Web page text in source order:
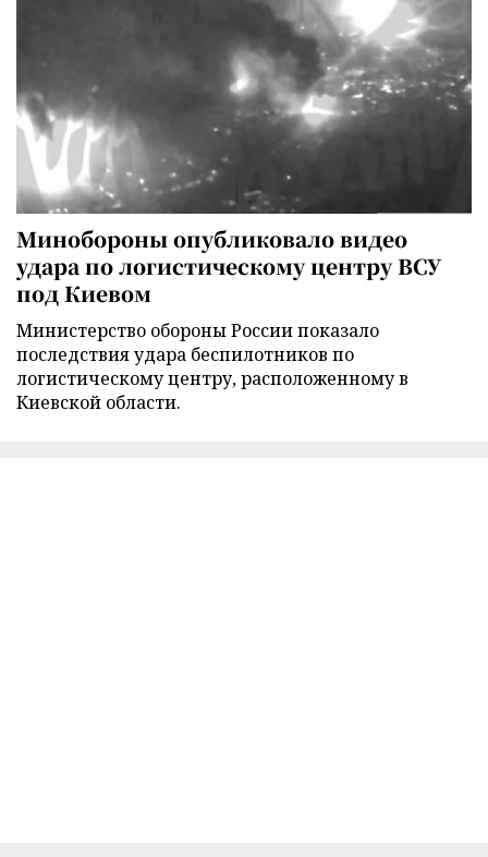
Минобороны опубликовало видео
удара по логистическому центру ВСУ
под Киевом
Министерство обороны России показало
последствия удара беспилотников по
логистическому центру, расположенному в
Киевской области.